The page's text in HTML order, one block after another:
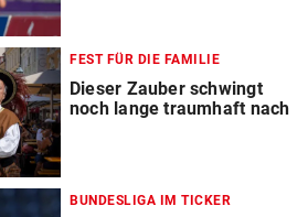
FEST FÜR DIE FAMILIE
Dieser Zauber schwingt
noch lange traumhaft nach
BUNDESLIGA IM TICKER